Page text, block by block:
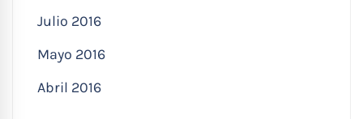
Julio 2016
Mayo 2016
Abril 2016